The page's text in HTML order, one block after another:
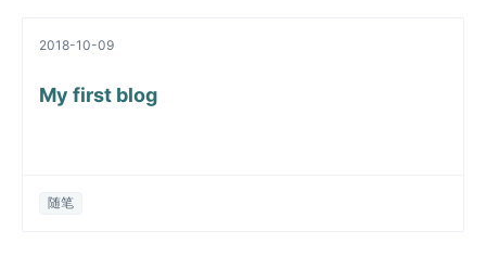
2018-10-09
My first blog
随笔